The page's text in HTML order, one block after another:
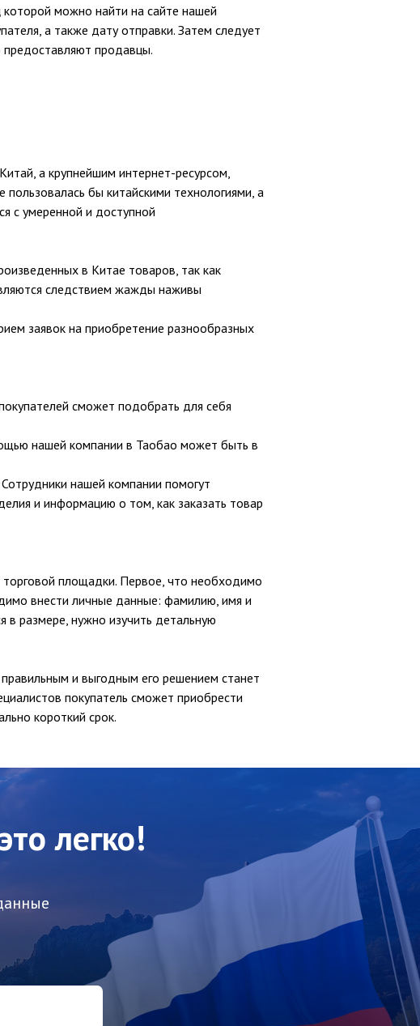
которой можно найти на сайте нашей
а также дату отправки. Затем следует
продавцы.
а крупнейшим интернет-ресурсом,
бы китайскими технологиями, а
с умеренной и доступной
в Китае товаров, так как
следствием жажды наживы
заявок на приобретение разнообразных
сможет подобрать для себя
нашей компании в Таобао может быть в
нашей компании помогут
и информацию о том, как заказать товар
торговой площадки. Первое, что необходимо
внести личные данные: фамилию, имя и
в размере, нужно изучить детальную
и выгодным его решением станет
покупатель сможет приобрести
короткий срок.
легко!